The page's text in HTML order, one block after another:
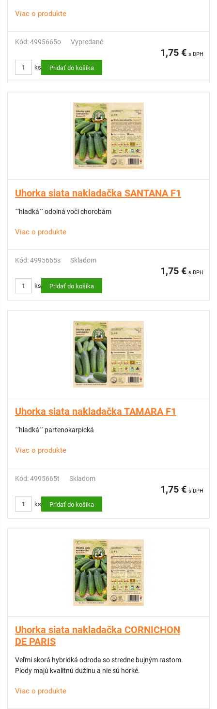
Viac o produkte
Kód: 4995665o Vypredané
1,75 € s DPH
ks Pridať do košíka
Uhorka siata nakladačka SANTANA F1
´´hladká´´ odolná voči chorobám
Viac o produkte
Kód: 4995665s Skladom
1,75 € s DPH
ks Pridať do košíka
Uhorka siata nakladačka TAMARA F1
´´hladká´´ partenokarpická
Viac o produkte
Kód: 4995665t Skladom
1,75 € s DPH
ks Pridať do košíka
Uhorka siata nakladačka CORNICHON
DE PARIS
Veľmi skorá hybridká odroda so stredne bujným rastom.
Plody majú kvalitnú dužinu a nie sú horké.
Viac o produkte